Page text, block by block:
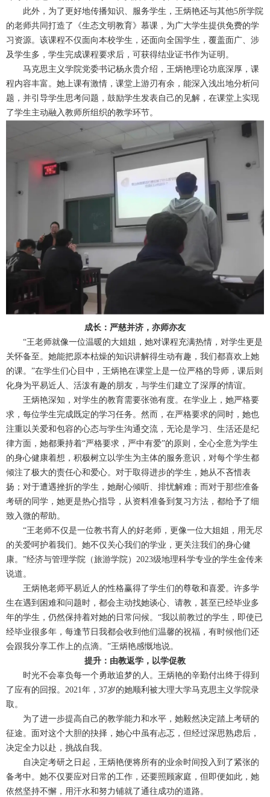
此外，为了更好地传播知识、服务学生，王炳艳还与其他5所学院
的老师共同打造了《生态文明教育》慕课，为广大学生提供免费的学
习资源。该课程不仅面向本校学生，还面向全国学生，覆盖面广、涉
及学生多，学生完成课程要求后，可获得结业证书作为证明。
马克思主义学院党委书记杨永贵介绍，王炳艳理论功底深厚，课
程内容丰富。她上课有激情，课堂上游刃有余，能深入浅出地分析问
题，并引导学生思考问题，鼓励学生发表自己的见解，在课堂上实现
了学生主动融入教师所组织的教学环节。
成长：严慈并济，亦师亦友
“王老师就像一位温暖的大姐姐，她对课程充满热情，对学生更是
关怀备至。她能把原本枯燥的知识讲解得生动有趣，我们都喜欢上她
的课。”在学生们心目中，王炳艳在课堂上是一位严格的导师，课后则
化身为平易近人、活泼有趣的朋友，与学生们建立了深厚的情谊。
王炳艳深知，对学生的教育需要张弛有度。在学业上，她严格要
求，每位学生完成既定的学习任务。然而，在严格要求的同时，她也
注重以关爱和包容的心态与学生沟通交流，无论是学习、生活还是纪
律方面，她都秉持着“严格要求，严中有爱”的原则，全心全意为学生
的身心健康着想，积极树立以学生为主体的服务意识，对每个学生都
倾注了极大的责任心和爱心。对于取得进步的学生，她从不吝惜表
扬；对于遭遇挫折的学生，她耐心倾听、排忧解难；而对于那些准备
考研的同学，她更是热心指导，从资料准备到复习方法，都给予了细
致入微的帮助。
“王老师不仅是一位教书育人的好老师，更像一位大姐姐，用无尽
的关爱呵护着我们。她不仅关心我们的学业，更关注我们的身心健
康。”经济与管理学院（旅游学院）2023级地理科学专业的学生金传来
说道。
王炳艳老师平易近人的性格赢得了学生们的尊敬和喜爱。许多学
生在遇到困难和问题时，都会主动找她谈心、请教，甚至已经毕业多
年的学生，仍然保持着对她的日常问候。“我以前教过的学生，即使已
经毕业很多年，每逢节日我都会收到他们温馨的祝福，有时候他们还
会跟我分享工作上的点滴。”王炳艳感慨地说。
提升：由教返学，以学促教
时光不会辜负每一个勇敢追梦的人。王炳艳的辛勤付出终于得到
了应有的回报。2021年，37岁的她顺利被大理大学马克思主义学院录
取。
为了进一步提高自己的教学能力和水平，她毅然决定踏上考研的
征途。面对这个大胆的抉择，她心中虽有忐忑，但经过深思熟虑后，
决定全力以赴，挑战自我。
自决定考研之日起，王炳艳便将所有的业余时间投入到了紧张的
备考中。她不仅要应对日常的工作，还要照顾家庭，但即便如此，她
依然坚持不懈，用汗水和努力铺就了通往成功的道路。